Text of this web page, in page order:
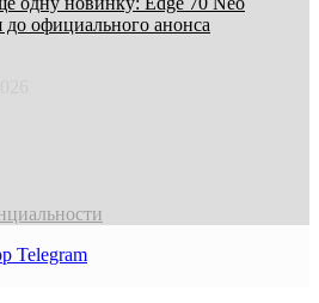
до официального анонса
Telegram